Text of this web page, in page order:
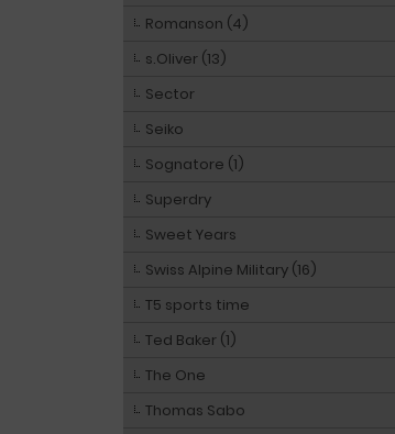
Romanson (4)
s.Oliver (13)
Sector
Seiko
Sognatore (1)
Superdry
Sweet Years
Swiss Alpine Military (16)
T5 sports time
Ted Baker (1)
The One
Thomas Sabo